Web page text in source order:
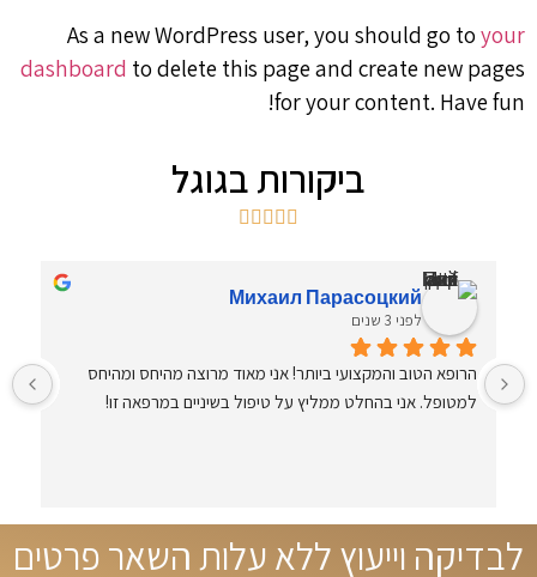
As a new WordPress user, you should go to your
dashboard to delete this page and create new pages
for your content. Have fun!
ביקורות בגוגל





Михаил Парасоцкий
לפני 3 שנים
למטופל. אני בהחלט ממליץ על טיפול בשיניים במרפאה זו!
לבדיקה וייעוץ ללא עלות השאר פרטים